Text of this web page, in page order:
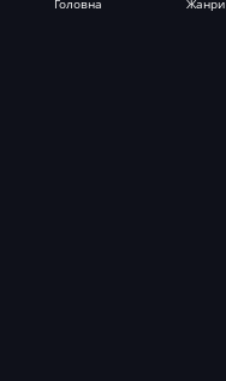
Головна Жанри